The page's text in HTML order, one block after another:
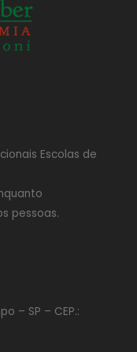
Escolas de
pessoas.
– SP – CEP.: